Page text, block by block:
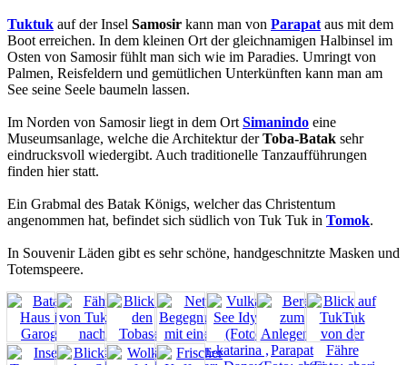
Tuktuk auf der Insel Samosir kann man von Parapat aus mit dem
Boot erreichen. In dem kleinen Ort der gleichnamigen Halbinsel im
Osten von Samosir fühlt man sich wie im Paradies. Umringt von
Palmen, Reisfeldern und gemütlichen Unterkünften kann man am
See seine Seele baumeln lassen.
Im Norden von Samosir liegt in dem Ort Simanindo eine
Museumsanlage, welche die Architektur derToba-Batak sehr
eindrucksvoll wiedergibt. Auch traditionelle Tanzaufführungen
finden hier statt.
Ein Grabmal des Batak Königs, welcher das Christentum
angenommen hat, befindet sich südlich von Tuk Tuk in Tomok.
In Souvenir Läden gibt es sehr schöne, handgeschnitzte Masken und
Totemspeere.